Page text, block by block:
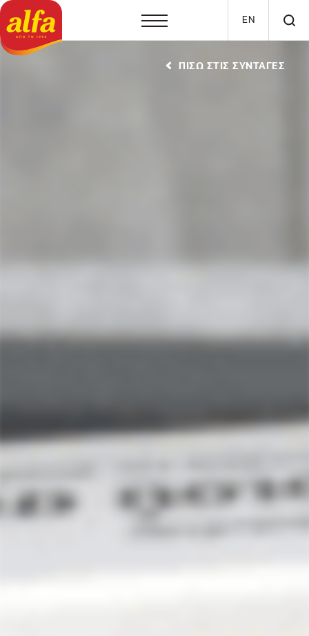
Παράκαμψη προς το κυρίως περιεχόμενο
EN
ΠΙΣΩ ΣΤΙΣ ΣΥΝΤΑΓΕΣ